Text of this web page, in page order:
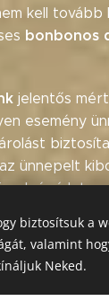
kell tovább
bonbonos
jelentős
esemény
ünnepelt
és
!
biztosítsuk a
valamint
Neked.